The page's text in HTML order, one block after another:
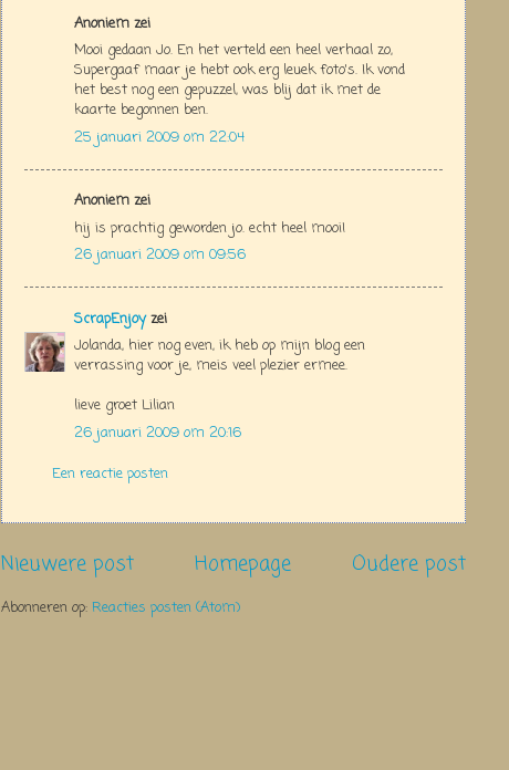
Anoniem zei
Mooi gedaan Jo. En het verteld een heel verhaal zo,
Supergaaf maar je hebt ook erg leuek foto's. Ik vond
het best nog een gepuzzel, was blij dat ik met de
kaarte begonnen ben.
25 januari 2009 om 22:04
Anoniem zei
hij is prachtig geworden jo. echt heel mooi!
26 januari 2009 om 09:56
ScrapEnjoyzei
Jolanda, hier nog even, ik heb op mijn blog een
verrassing voor je, meis veel plezier ermee.
lieve groet Lilian
26 januari 2009 om 20:16
Een reactie posten
Nieuwere post Oudere post
Homepage
Abonneren op: Reacties posten (Atom)